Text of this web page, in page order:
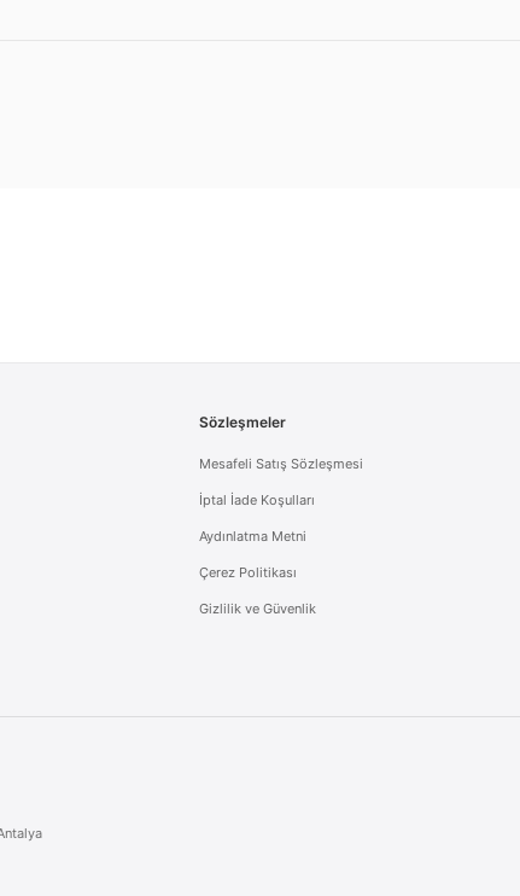
Sözleşmeler
Mesafeli Satış Sözleşmesi
İptal İade Koşulları
Aydınlatma Metni
Çerez Politikası
Gizlilik ve Güvenlik